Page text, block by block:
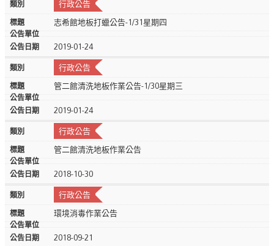
行政公告
志希館地板打蠟公告-1/31星期四
2019-01-24
行政公告
管二館清洗地板作業公告-1/30星期三
2019-01-24
行政公告
管二館清洗地板作業公告
2018-10-30
行政公告
環境消毒作業公告
2018-09-21